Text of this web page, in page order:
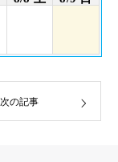
次の記事